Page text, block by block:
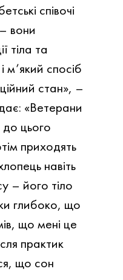
співочі
вони
тіла та
спосіб
стан», –
«Ветерани
до цього
приходять
навіть
– його тіло
глибоко, що
що мені це
практик
що сон